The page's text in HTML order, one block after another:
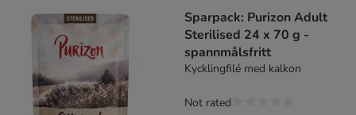
Sparpack: Purizon Adult
Sterilised 24 x 70 g -
spannmålsfritt
Kycklingfilé med kalkon
Not rated